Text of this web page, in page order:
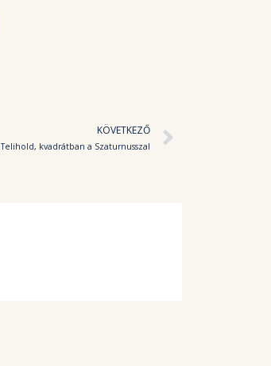
KÖVETKEZŐ
Telihold, kvadrátban a Szaturnusszal